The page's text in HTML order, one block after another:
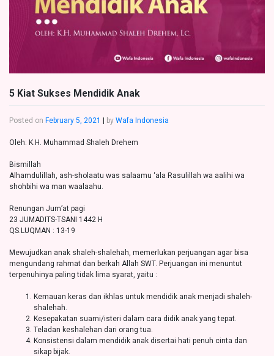
5 Kiat Sukses Mendidik Anak
Posted on February 5, 2021 by Wafa Indonesia
Oleh: K.H. Muhammad Shaleh Drehem
Bismillah
Alhamdulillah, ash-sholaatu was salaamu ‘ala Rasulillah wa aalihi wa
shohbihi wa man waalaahu.
Renungan Jum’at pagi
23 JUMADITS-TSANI 1442 H
QS.LUQMAN : 13-19
Mewujudkan anak shaleh-shalehah, memerlukan perjuangan agar bisa
mengundang rahmat dan berkah Allah SWT. Perjuangan ini menuntut
terpenuhinya paling tidak lima syarat, yaitu :
Kemauan keras dan ikhlas untuk mendidik anak menjadi shaleh-
shalehah.
Kesepakatan suami/isteri dalam cara didik anak yang tepat.
Teladan keshalehan dari orang tua.
Konsistensi dalam mendidik anak disertai hati penuh cinta dan
sikap bijak.